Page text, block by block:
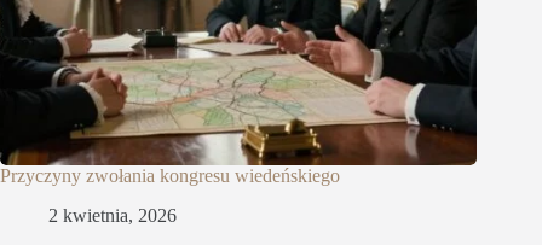
Przyczyny zwołania kongresu wiedeńskiego
2 kwietnia, 2026